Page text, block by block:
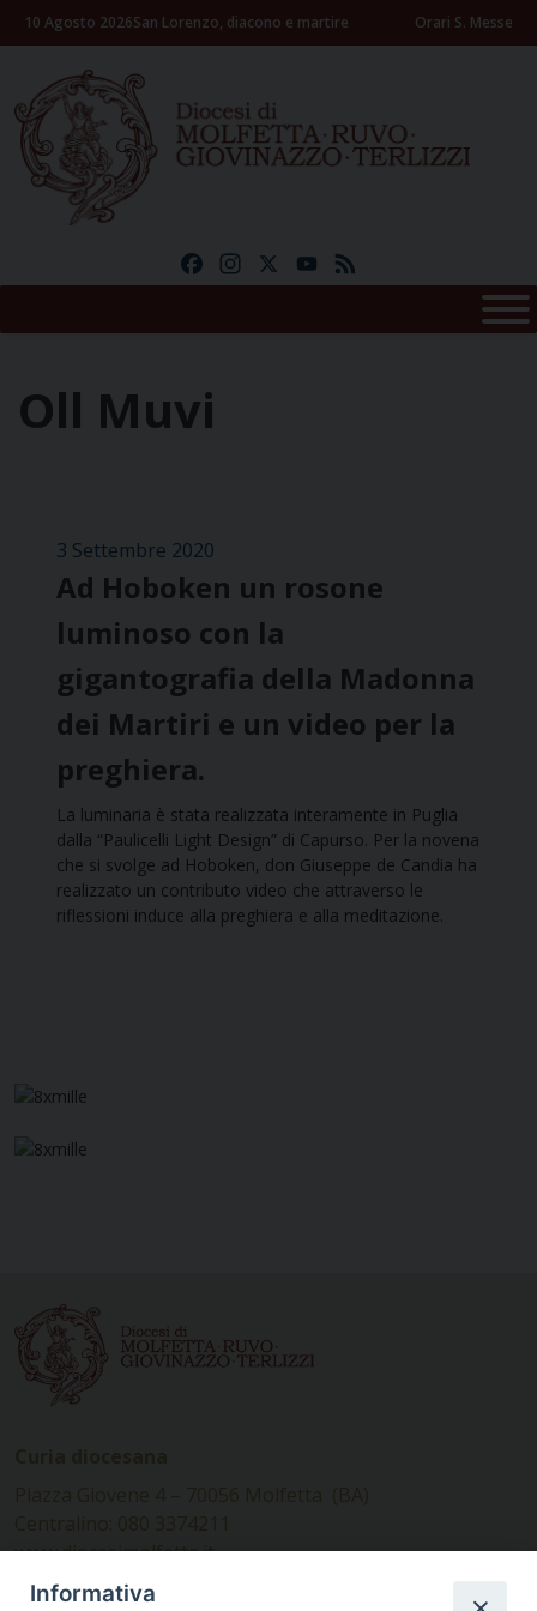
Skip10 Agosto 2026San Lorenzo, diacono e martire Orari S. Messe
FacebookInstagramYouTube
Oll Muvi
3 Settembre 2020
Ad Hoboken un rosone
luminoso con la
gigantografia della Madonna
dei Martiri e un video per la
preghiera.
La luminaria è stata realizzata interamente in Puglia
dalla “Paulicelli Light Design” di Capurso. Per la novena
che si svolge ad Hoboken, don Giuseppe de Candia ha
realizzato un contributo video che attraverso le
riflessioni induce alla preghiera e alla meditazione.
www.diocesimolfetta.it –
diocesimolfetta@pec.chiesacattolica.it
Informativa